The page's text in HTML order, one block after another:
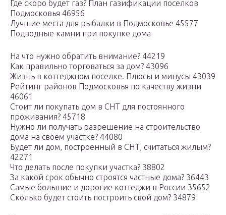
Где скоро будет газ? План газификации поселков
Подмосковья 46956
Лучшие места для рыбалки в Подмосковье 45577
Подводные камни при покупке дома
На что нужно обратить внимание? 44219
Как правильно торговаться за дом? 43096
Жизнь в коттеджном поселке. Плюсы и минусы 43039
Рейтинг районов Подмосковья по качеству жизни
46061
Стоит ли покупать дом в СНТ для постоянного
проживания? 45718
Нужно ли получать разрешение на строительство
дома на своем участке? 44080
Будет ли дом, построенный в СНТ, считаться жилым?
42271
Что делать после покупки участка? 38802
За какой срок обычно строятся частные дома? 36443
Самые большие и дорогие коттеджи в России 35652
Сколько будет стоить построить свой дом? 34879